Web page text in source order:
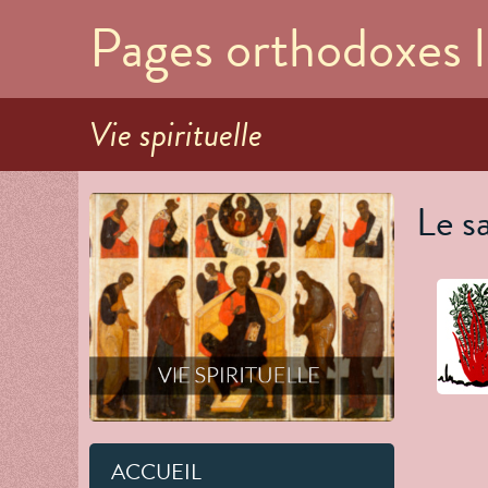
Pages
Vie spirituelle
ACCUEIL
Le